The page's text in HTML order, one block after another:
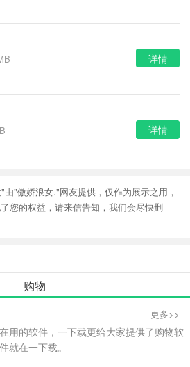
详情
详情
"傲娇浪女."网友提供，仅作为展示之用，
您的权益，请来信告知，我们会尽快删
购物
更多>>
用的软件，一下载更给大家提供了购物软
就在一下载。